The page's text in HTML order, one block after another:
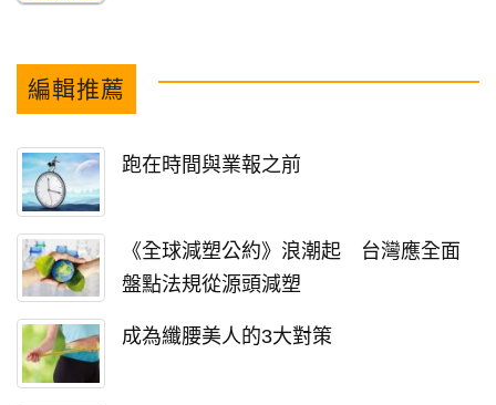
編輯推薦
跑在時間與業報之前
《全球減塑公約》浪潮起 台灣應全面
盤點法規從源頭減塑
成為纖腰美人的3大對策